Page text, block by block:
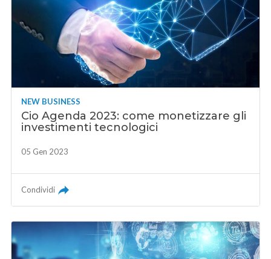
NEW BUSINESS
Cio Agenda 2023: come monetizzare gli
investimenti tecnologici
05 Gen 2023
Condividi